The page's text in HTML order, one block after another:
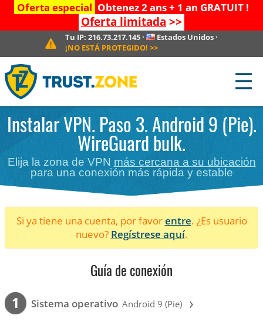
Oferta especial Obtenez 2 ans + 1 an GRATUIT !
Oferta limitada >>
Tu IP: 216.73.217.145· Estados Unidos ·
¡NO ESTÁ PROTEGIDO! >>
☰
Instalar VPN. Paso 3. Android 9 (Pie).
WireGuard bulk.
Elija la zona de VPN más cercana a su ubicación
para una conexión más rápida y estable
Si ya tiene una cuenta, por favorentre. ¿Es usuario
nuevo? Regístrese aquí.
Guía de conexión
1 Sistema operativo Android 9 (Pie) ›